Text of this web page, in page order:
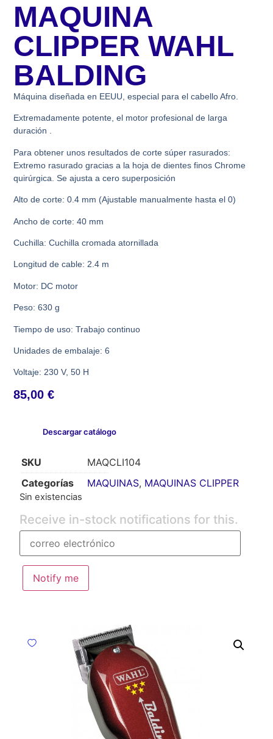
MAQUINA
CLIPPER WAHL
BALDING
Máquina diseñada en EEUU, especial para el cabello Afro.
Extremadamente potente, el motor profesional de larga
duración .
Para obtener unos resultados de corte súper rasurados:
Extremo rasurado gracias a la hoja de dientes finos Chrome
quirúrgica. Se ajusta a cero superposición
Alto de corte: 0.4 mm (Ajustable manualmente hasta el 0)
Ancho de corte: 40 mm
Cuchilla: Cuchilla cromada atornillada
Longitud de cable: 2.4 m
Motor: DC motor
Peso: 630 g
Tiempo de uso: Trabajo continuo
Unidades de embalaje: 6
Voltaje: 230 V, 50 H
85,00€
Descargar catálogo
SKU
MAQCLI104
Categorías
MAQUINAS, MAQUINAS CLIPPER
Sin existencias
Receive in-stock notifications for this.
Notify me